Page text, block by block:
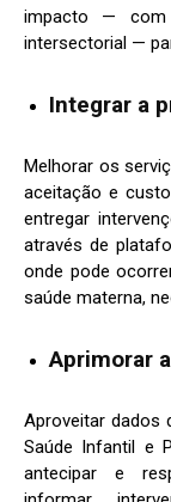
impacto — com
intersectorial —
Integrar a
Melhorar os
aceitação e
entregar
através de
onde pode
saúde materna,
Aprimorar
Aproveitar dados
Saúde Infantil e
antecipar e